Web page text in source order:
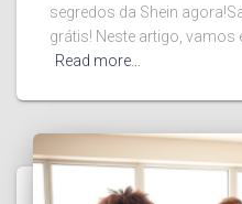
segredos da Shein
grátis! Neste artigo,
Read more…